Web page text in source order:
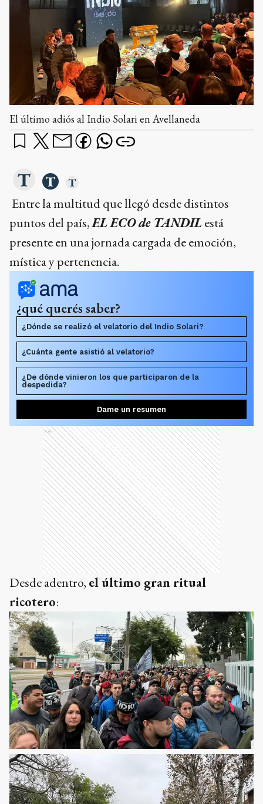
El último adiós al Indio Solari en Avellaneda
Entre la multitud que llegó desde distintos
puntos del país,EL ECO de TANDILestá
presente en una jornada cargada de emoción,
mística y pertenencia.
¿qué querés saber?
¿Dónde se realizó el velatorio del Indio Solari?
¿Cuánta gente asistió al velatorio?
¿De dónde vinieron los que participaron de la
despedida?
Dame un resumen
Ads
Desde adentro, el último gran ritual
ricotero: